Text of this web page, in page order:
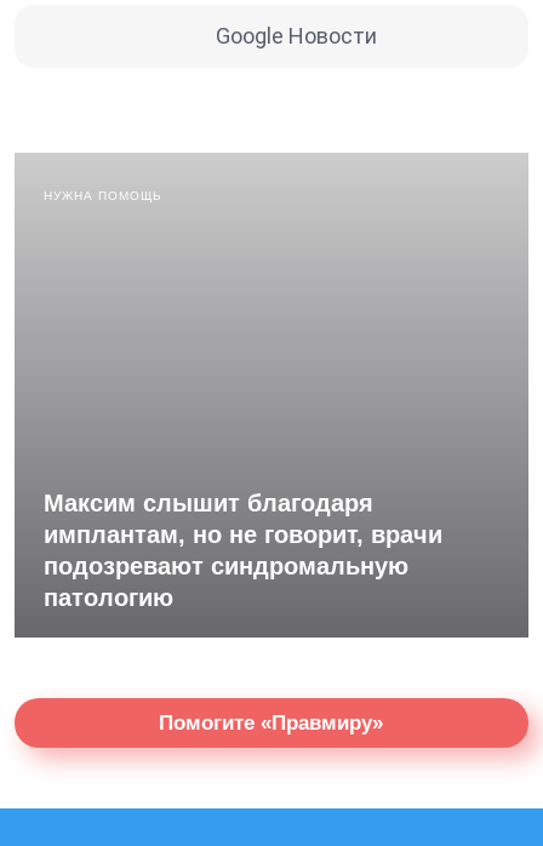
Google Новости
НУЖНА ПОМОЩЬ
Максим слышит благодаря
имплантам, но не говорит, врачи
подозревают синдромальную
патологию
Помогите «Правмиру»